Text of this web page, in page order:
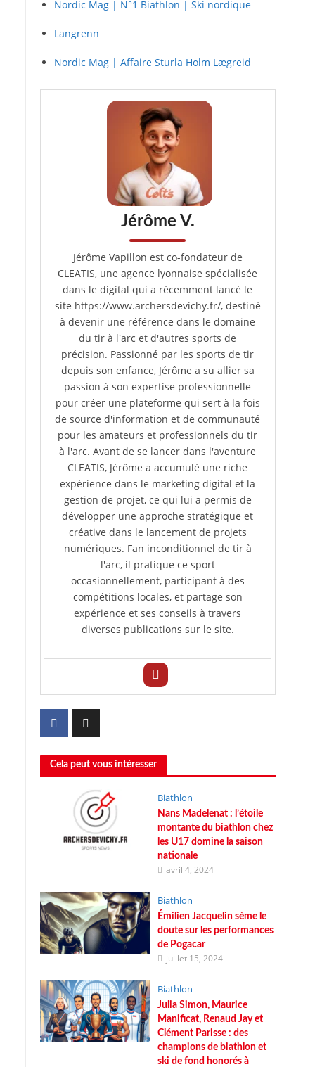
Nordic Mag | N°1 Biathlon | Ski nordique
Langrenn
Nordic Mag | Affaire Sturla Holm Lægreid
Jérôme V.
Jérôme Vapillon est co-fondateur de
CLEATIS, une agence lyonnaise spécialisée
dans le digital qui a récemment lancé le
site https://www.archersdevichy.fr/, destiné
à devenir une référence dans le domaine
du tir à l'arc et d'autres sports de
précision. Passionné par les sports de tir
depuis son enfance, Jérôme a su allier sa
passion à son expertise professionnelle
pour créer une plateforme qui sert à la fois
de source d'information et de communauté
pour les amateurs et professionnels du tir
à l'arc. Avant de se lancer dans l'aventure
CLEATIS, Jérôme a accumulé une riche
expérience dans le marketing digital et la
gestion de projet, ce qui lui a permis de
développer une approche stratégique et
créative dans le lancement de projets
numériques. Fan inconditionnel de tir à
l'arc, il pratique ce sport
occasionnellement, participant à des
compétitions locales, et partage son
expérience et ses conseils à travers
diverses publications sur le site.
Cela peut vous intéresser
Biathlon
Nans Madelenat : l’étoile
montante du biathlon chez
les U17 domine la saison
nationale
avril 4, 2024
Biathlon
Émilien Jacquelin sème le
doute sur les performances
de Pogacar
juillet 15, 2024
Biathlon
Julia Simon, Maurice
Manificat, Renaud Jay et
Clément Parisse : des
champions de biathlon et
ski de fond honorés à